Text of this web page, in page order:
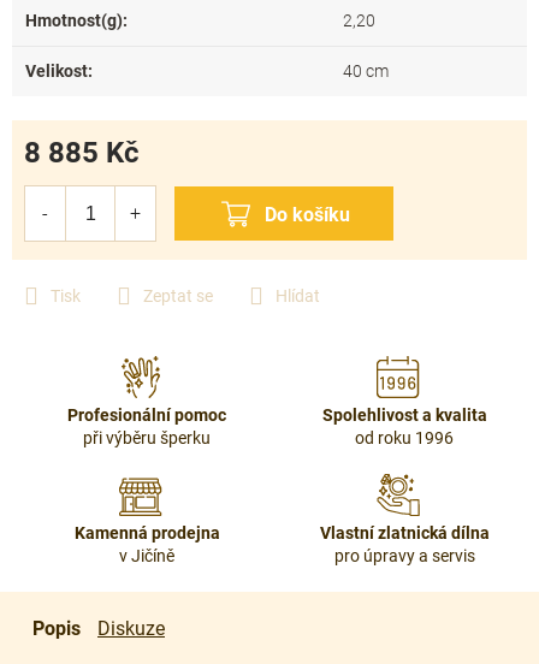
Tisk Zeptat se Hlídat
8 885 Kč
Hmotnost(g): 2,20
Velikost: 40 cm
Profesionální pomoc
při výběru šperku
Spolehlivost a kvalita
od roku 1996
Kamenná prodejna
v Jičíně
Vlastní zlatnická dílna
pro úpravy a servis
Popis Diskuze